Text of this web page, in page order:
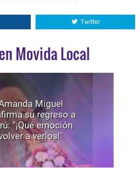
Twitter
Movida Local
Miguel
su regreso a
"¡Qué emoción
a verlos!"